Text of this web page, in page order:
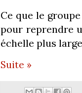
Ce que le
pour reprendre
échelle plus
Suite »